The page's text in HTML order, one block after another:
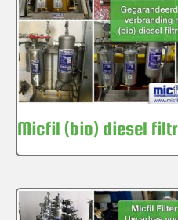
Micfil (bio) diesel